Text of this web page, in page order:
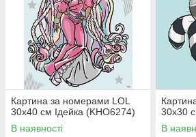
Картина за номерами LOL
30х40 см Ідейка (KHO6274)
В наявності
30х30
В